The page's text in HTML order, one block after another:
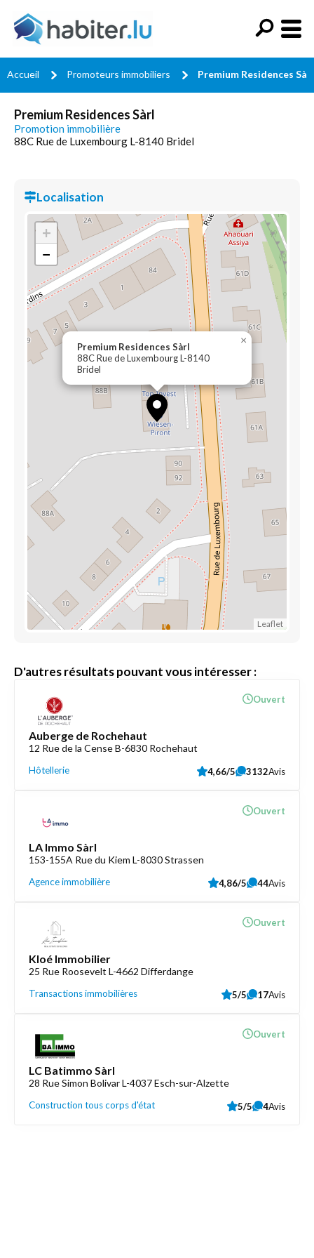
Accueil Promoteurs immobiliers Premium Residences Sàrl
Premium Residences Sàrl
Promotion immobilière
88C Rue de Luxembourg L-8140 Bridel
Localisation
Premium Residences Sàrl
88C Rue de Luxembourg L-8140
Bridel
×
+
−
Leaflet
D'autres résultats pouvant vous intéresser :
Auberge de Rochehaut
12 Rue de la Cense B-6830 Rochehaut
Hôtellerie
Ouvert
4,66/5 3132Avis
LA Immo Sàrl
153-155A Rue du Kiem L-8030 Strassen
Agence immobilière
Ouvert
4,86/5 44Avis
Kloé Immobilier
25 Rue Roosevelt L-4662 Differdange
Transactions immobilières
Ouvert
5/5 17Avis
LC Batimmo Sàrl
28 Rue Simon Bolivar L-4037 Esch-sur-Alzette
Construction tous corps d'état
Ouvert
5/5 4Avis